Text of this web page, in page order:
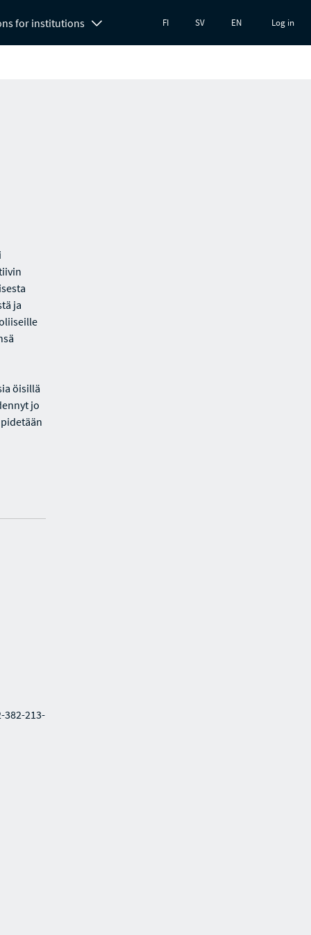
for institutions FI SV EN Log in
ja
öisillä
jo
382-213-